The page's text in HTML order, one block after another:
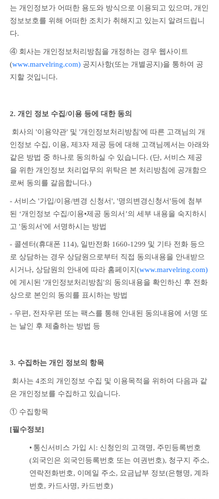
는 개인정보가 어떠한 용도와 방식으로 이용되고 있으며, 개인
정보보호를 위해 어떠한 조치가 취해지고 있는지 알려드립니
다.
④ 회사는 개인정보처리방침을 개정하는 경우 웹사이트
(www.marvelring.com) 공지사항(또는 개별공지)을 통하여 공
지할 것입니다.
2. 개인 정보 수집/이용 등에 대한 동의
인정보 수집, 이용, 제3자 제공 등에 대해 고객님께서는 아래와
같은 방법 중 하나로 동의하실 수 있습니다. (단, 서비스 제공
을 위한 개인정보 처리업무의 위탁은 본 처리방침에 공개함으
로써 동의를 갈음합니다.)
- 서비스 '가입/이용/변경 신청서', '명의변경신청서'등에 첨부
된 ‘개인정보 수집/이용•제공 동의서’의 세부 내용을 숙지하시
고 '동의서'에 서명하시는 방법
- 콜센터(휴대폰 114), 일반전화 1660-1299 및 기타 전화 등으
로 상담하는 경우 상담원으로부터 직접 동의내용을 안내받으
시거나, 상담원의 안내에 따라 홈페이지(www.marvelring.com)
에 게시된 '개인정보처리방침'의 동의내용을 확인하신 후 전화
상으로 본인의 동의를 표시하는 방법
- 우편, 전자우편 또는 팩스를 통해 안내된 동의내용에 서명 또
는 날인 후 제출하는 방법 등
3. 수집하는 개인 정보의 항목
은 개인정보를 수집하고 있습니다.
① 수집항목
[필수정보]
• 통신서비스 가입 시: 신청인의 고객명, 주민등록번호
(외국인은 외국인등록번호 또는 여권번호), 청구지 주소,
연락전화번호, 이메일 주소, 요금납부 정보(은행명, 계좌
번호, 카드사명, 카드번호)